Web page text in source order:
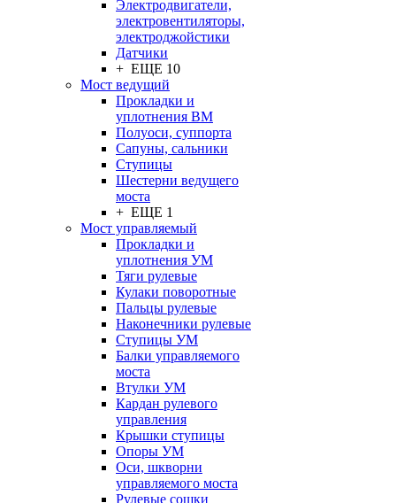
Электродвигатели,
электровентиляторы,
электроджойстики
Датчики
+ ЕЩЕ 10
Мост ведущий
Прокладки и
уплотнения ВМ
Полуоси, суппорта
Сапуны, сальники
Ступицы
Шестерни ведущего
моста
+ ЕЩЕ 1
Мост управляемый
Прокладки и
уплотнения УМ
Тяги рулевые
Кулаки поворотные
Пальцы рулевые
Наконечники рулевые
Ступицы УМ
Балки управляемого
моста
Втулки УМ
Кардан рулевого
управления
Крышки ступицы
Опоры УМ
Оси, шкворни
управляемого моста
Рулевые сошки